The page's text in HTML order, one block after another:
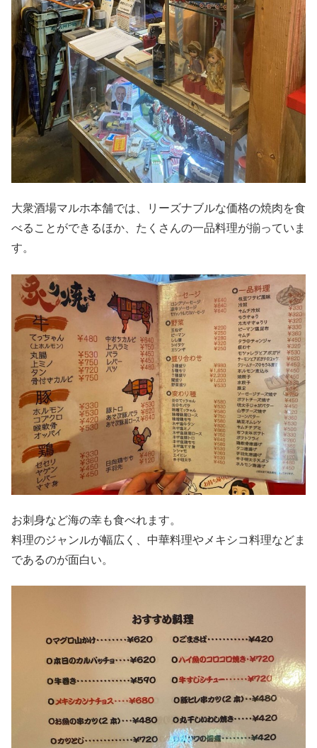
大衆酒場マルホ本舗では、リーズナブルな価格の焼肉を食
べることができるほか、たくさんの一品料理が揃っていま
す。
お刺身など海の幸も食べれます。
料理のジャンルが幅広く、中華料理やメキシコ料理などま
であるのが面白い。